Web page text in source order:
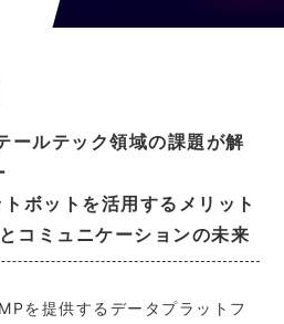
ールテック領域の課題が解
ボットを活用するメリット
コミュニケーションの未来
を提供するデータプラットフ